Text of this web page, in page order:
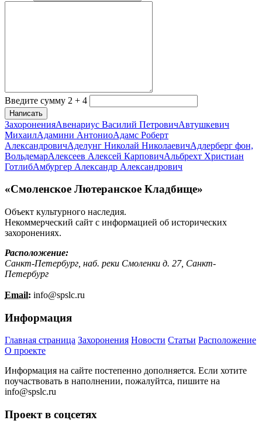
Введите сумму 2 + 4
Написать
ЗахороненияАвенариус Василий ПетровичАвтушкевич
МихаилАдамини АнтониоАдамс Роберт
АлександровичАделунг Николай НиколаевичАдлерберг фон,
ВольдемарАлексеев Алексей КарповичАльбрехт Христиан
ГотлибАмбургер Александр Александрович
«Смоленское Лютеранское Кладбище»
Объект культурного наследия.
Некоммерческий сайт с информацией об исторических
захоронениях.
Расположение:
Санкт-Петербург, наб. реки Смоленки д. 27, Санкт-
Петербург
Email: info@spslc.ru
Информация
Главная страница Захоронения Новости Статьи Расположение
О проекте
Информация на сайте постепенно дополняется. Если хотите
поучаствовать в наполнении, пожалуйтса, пишите на
info@spslc.ru
Проект в соцсетях